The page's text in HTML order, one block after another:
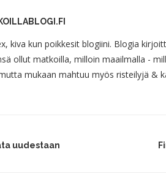
kiva kun poikkesit blogiini. Blogia
ollut matkoilla, milloin maailmalla -
mukaan mahtuu myös risteilyjä &
uudestaan